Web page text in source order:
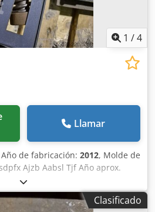
1 /4
Llamar
Año de fabricación: 2012, Molde de
Ajzb Aabsl Tjf Año aprox.
Clasificado